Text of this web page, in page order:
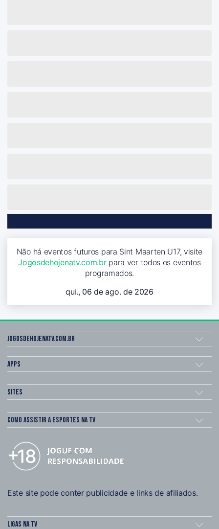
Não há eventos futuros para Sint Maarten U17, visite
Jogosdehojenatv.com.brpara ver todos os eventos
programados.
qui., 06 de ago. de 2026
Jogosdehojenatv.com.br
Apps
Sites
Como assistir a esportes na TV
Este site pode conter publicidade e links de afiliados.
Ligas na TV